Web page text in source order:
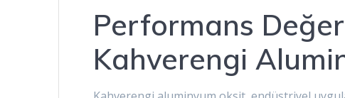
Performans
Kahverengi